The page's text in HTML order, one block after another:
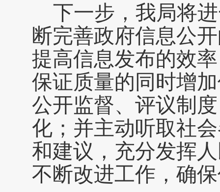
下一步，我局将
断完善政府信息公
提高信息发布的效率
保证质量的同时增
公开监督、评议制
化；并主动听取社
和建议，充分发挥
不断改进工作，确